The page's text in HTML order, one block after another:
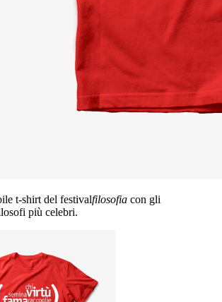
t-shirt del festivalfilosofia con gli
più celebri.